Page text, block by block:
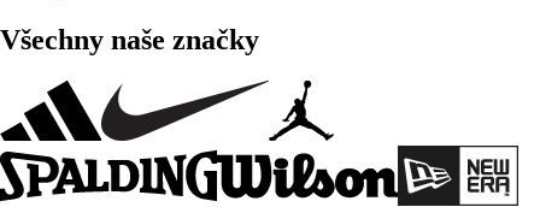
Všechny naše značky